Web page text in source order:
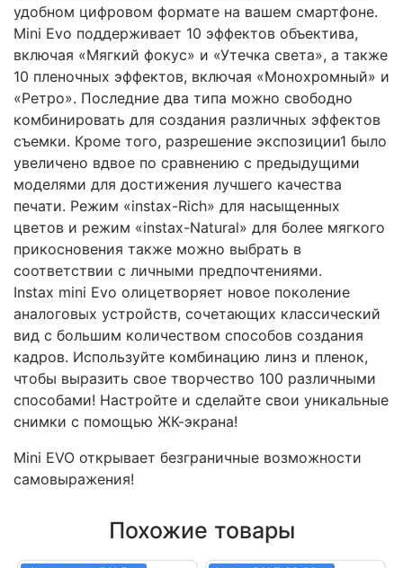
удобном цифровом формате на вашем смартфоне.
Mini Evo поддерживает 10 эффектов объектива,
включая «Мягкий фокус» и «Утечка света», а также
10 пленочных эффектов, включая «Монохромный» и
«Ретро». Последние два типа можно свободно
комбинировать для создания различных эффектов
съемки. Кроме того, разрешение экспозиции1 было
увеличено вдвое по сравнению с предыдущими
моделями для достижения лучшего качества
печати. Режим «instax-Rich» для насыщенных
цветов и режим «instax-Natural» для более мягкого
прикосновения также можно выбрать в
соответствии с личными предпочтениями.
Instax mini Evo олицетворяет новое поколение
аналоговых устройств, сочетающих классический
вид с большим количеством способов создания
кадров. Используйте комбинацию линз и пленок,
чтобы выразить свое творчество 100 различными
способами! Настройте и сделайте свои уникальные
снимки с помощью ЖК-экрана!
Mini EVO открывает безграничные возможности
самовыражения!
Похожие товары